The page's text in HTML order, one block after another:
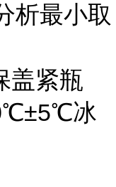
析最小取
盖紧瓶
冰